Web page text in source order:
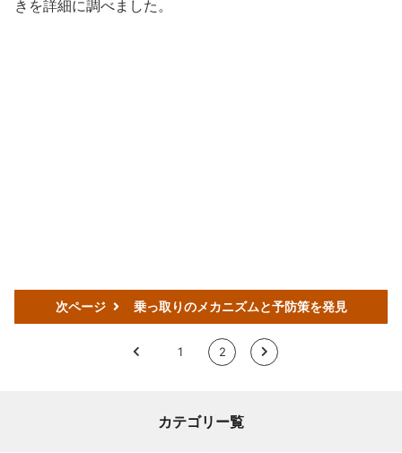
きを詳細に調べました。
次ページ 乗っ取りのメカニズムと予防策を発見
< 1 2 >
カテゴリー覧